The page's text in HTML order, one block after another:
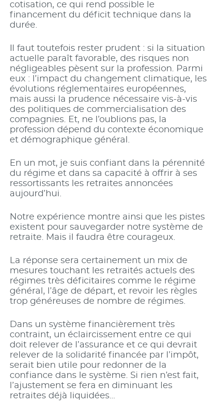
cotisation, ce qui rend possible le
financement du déficit technique dans la
durée.
Il faut toutefois rester prudent : si la situation
actuelle paraît favorable, des risques non
négligeables pèsent sur la profession. Parmi
eux : l’impact du changement climatique, les
évolutions réglementaires européennes,
mais aussi la prudence nécessaire vis-à-vis
des politiques de commercialisation des
compagnies. Et, ne l’oublions pas, la
profession dépend du contexte économique
et démographique général.
En un mot, je suis confiant dans la pérennité
du régime et dans sa capacité à offrir à ses
ressortissants les retraites annoncées
aujourd’hui.
Notre expérience montre ainsi que les pistes
existent pour sauvegarder notre système de
retraite. Mais il faudra être courageux.
La réponse sera certainement un mix de
mesures touchant les retraités actuels des
régimes très déficitaires comme le régime
général, l’âge de départ, et revoir les règles
trop généreuses de nombre de régimes.
Dans un système financièrement très
contraint, un éclaircissement entre ce qui
doit relever de l’assurance et ce qui devrait
relever de la solidarité financée par l’impôt,
serait bien utile pour redonner de la
confiance dans le système. Si rien n’est fait,
l’ajustement se fera en diminuant les
retraites déjà liquidées…